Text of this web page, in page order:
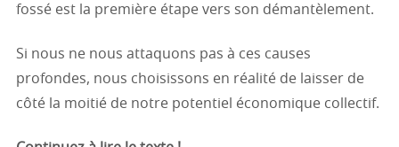
fossé est la première étape vers son démantèlement.
Si nous ne nous attaquons pas à ces causes
profondes, nous choisissons en réalité de laisser de
côté la moitié de notre potentiel économique collectif.